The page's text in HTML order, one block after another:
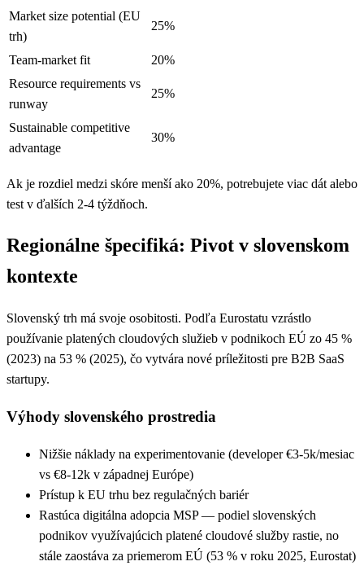
Market size potential (EU
trh)
25%
Team-market fit
20%
Resource requirements vs
runway
25%
Sustainable competitive
advantage
30%
Ak je rozdiel medzi skóre menší ako 20%, potrebujete viac dát alebo
test v ďalších 2-4 týždňoch.
Regionálne špecifiká: Pivot v slovenskom
kontexte
Slovenský trh má svoje osobitosti. Podľa Eurostatu vzrástlo
používanie platených cloudových služieb v podnikoch EÚ zo 45 %
(2023) na 53 % (2025), čo vytvára nové príležitosti pre B2B SaaS
startupy.
Výhody slovenského prostredia
Nižšie náklady na experimentovanie (developer €3-5k/mesiac
vs €8-12k v západnej Európe)
Prístup k EU trhu bez regulačných bariér
Rastúca digitálna adopcia MSP — podiel slovenských
podnikov využívajúcich platené cloudové služby rastie, no
stále zaostáva za priemerom EÚ (53 % v roku 2025, Eurostat)